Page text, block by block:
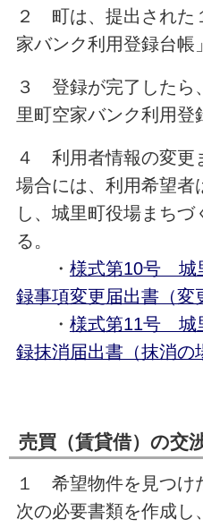
２ 町は、提出された
家バンク利用登録台帳
３ 登録が完了したら
里町空家バンク利用登
４ 利用者情報の変更
場合には、利用希望者
し、城里町役場まち
る。
・ 様式第10号 城
録事項変更届出書（変
・ 様式第11号 城
録抹消届出書（抹消の
売買（賃貸借）の交
１ 希望物件を見つけ
次の必要書類を作成し